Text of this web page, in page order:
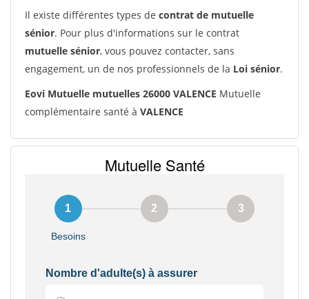
Il existe différentes types de contrat de mutuelle
sénior. Pour plus d'informations sur le contrat
mutuelle sénior, vous pouvez contacter, sans
engagement, un de nos professionnels de la Loi sénior.
Eovi Mutuelle mutuelles 26000 VALENCE Mutuelle
complémentaire santé à VALENCE